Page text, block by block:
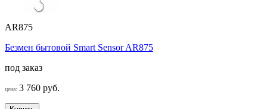
AR875
Безмен бытовой Smart Sensor AR875
под заказ
цена: 3 760 руб.